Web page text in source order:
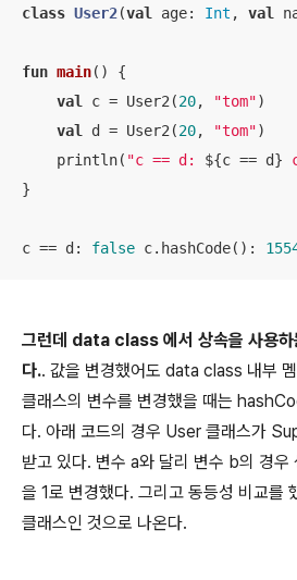
class User2(val age: Int , val
fun main()
{
val
c = User2(20, "tom")
val
d = User2(20, "tom")
    println(
"c == d: ${c == d}
}
c == d: false c.hashCode():
그런데 data class 에서 상속을 사용하
다.. 값을 변경했어도 data class 내부
클래스의 변수를 변경했을 때는
다. 아래 코드의 경우 User 클래스가
받고 있다. 변수 a와 달리 변수 b의 경
을 1로 변경했다. 그리고 동등성 비교를
클래스인 것으로 나온다.